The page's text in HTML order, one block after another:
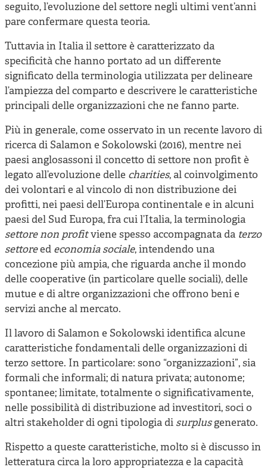
seguito, l’evoluzione del settore negli ultimi vent’anni
pare confermare questa teoria.
Tuttavia in Italia il settore è caratterizzato da
specificità che hanno portato ad un differente
significato della terminologia utilizzata per delineare
l’ampiezza del comparto e descrivere le caratteristiche
principali delle organizzazioni che ne fanno parte.
Più in generale, come osservato in un recente lavoro di
ricerca di Salamon e Sokolowski (2016), mentre nei
paesi anglosassoni il concetto di settore non profit è
legato all’evoluzione delle charities, al coinvolgimento
dei volontari e al vincolo di non distribuzione dei
profitti, nei paesi dell’Europa continentale e in alcuni
paesi del Sud Europa, fra cui l’Italia, la terminologia
settore non profitviene spesso accompagnata da terzo
settoreed economia sociale, intendendo una
concezione più ampia, che riguarda anche il mondo
delle cooperative (in particolare quelle sociali), delle
mutue e di altre organizzazioni che offrono beni e
servizi anche al mercato.
Il lavoro di Salamon e Sokolowski identifica alcune
caratteristiche fondamentali delle organizzazioni di
terzo settore. In particolare: sono “organizzazioni”, sia
formali che informali; di natura privata; autonome;
spontanee; limitate, totalmente o significativamente,
nelle possibilità di distribuzione ad investitori, soci o
altri stakeholder di ogni tipologia di surplusgenerato.
Rispetto a queste caratteristiche, molto si è discusso in
letteratura circa la loro appropriatezza e la capacità